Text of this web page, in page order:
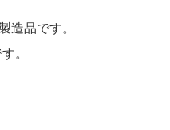
造品です。
。